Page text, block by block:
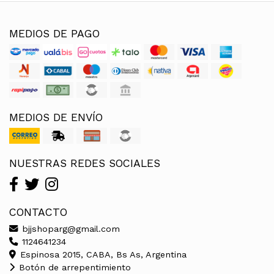
MEDIOS DE PAGO
MEDIOS DE ENVÍO
NUESTRAS REDES SOCIALES
CONTACTO
bjjshoparg@gmail.com
1124641234
Espinosa 2015, CABA, Bs As, Argentina
Botón de arrepentimiento